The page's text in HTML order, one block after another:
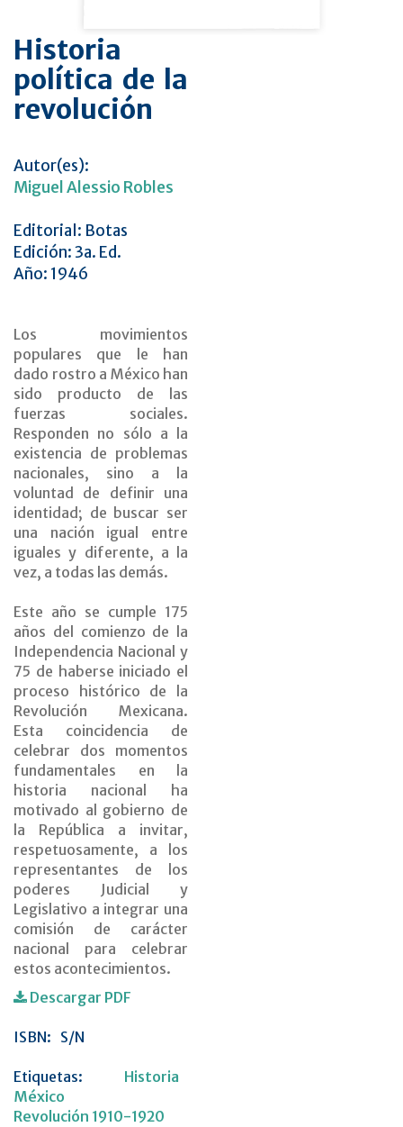
Historia
política de la
revolución
Autor(es):
Miguel Alessio Robles
Editorial: Botas
Edición: 3a. Ed.
Año: 1946
Los movimientos
populares que le han
dado rostro a México han
sido producto de las
fuerzas sociales.
Responden no sólo a la
existencia de problemas
nacionales, sino a la
voluntad de definir una
identidad; de buscar ser
una nación igual entre
iguales y diferente, a la
vez, a todas las demás.
Este año se cumple 175
años del comienzo de la
Independencia Nacional y
75 de haberse iniciado el
proceso histórico de la
Revolución Mexicana.
Esta coincidencia de
celebrar dos momentos
fundamentales en la
historia nacional ha
motivado al gobierno de
la República a invitar,
respetuosamente, a los
representantes de los
poderes Judicial y
Legislativo a integrar una
comisión de carácter
nacional para celebrar
estos acontecimientos.
Descargar PDF
ISBN: S/N
Etiquetas:
Historia
México
Revolución 1910-1920